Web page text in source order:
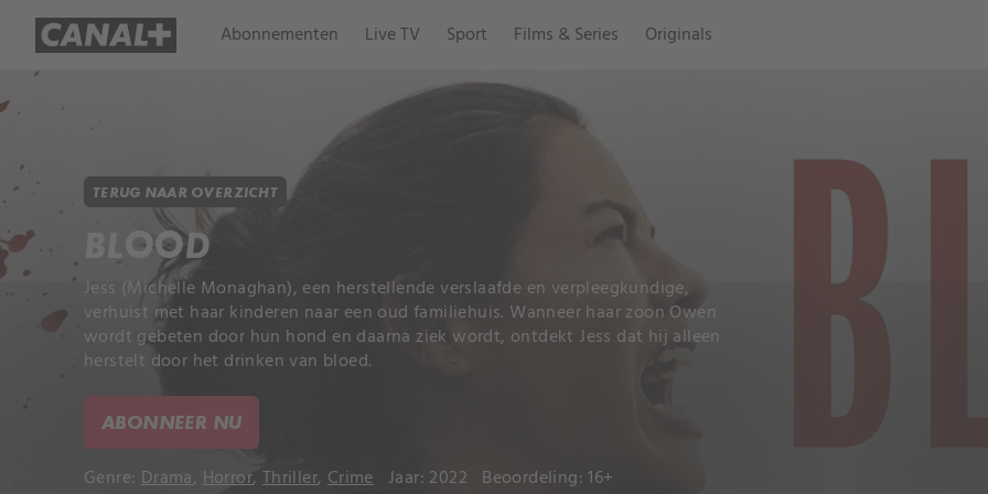
Abonnementen Live TV Sport Films & Series Originals
TERUG NAAR OVERZICHT
BLOOD
Jess (Michelle Monaghan), een herstellende verslaafde en verpleegkundige,
verhuist met haar kinderen naar een oud familiehuis. Wanneer haar zoon Owen
wordt gebeten door hun hond en daarna ziek wordt, ontdekt Jess dat hij alleen
herstelt door het drinken van bloed.
ABONNEER NU
Genre: Drama, Horror, Thriller, Crime Jaar: 2022 Beoordeling: 16+